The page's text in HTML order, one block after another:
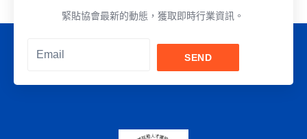
緊貼協會最新的動態，獲取即時行業資訊。
SEND